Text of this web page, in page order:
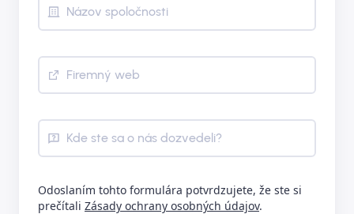
Názov spoločnosti
Firemný web
Kde ste sa o nás dozvedeli?
Odoslaním tohto formulára potvrdzujete, že ste si
prečítali Zásady ochrany osobných údajov.